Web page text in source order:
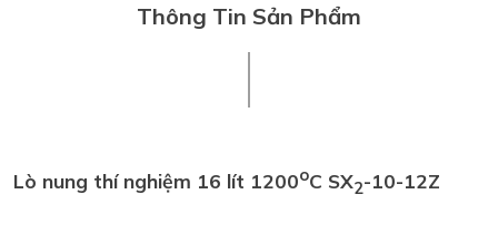
Thông Tin Sản Phẩm
Lò nung thí nghiệm 16 lít 1200oC SX2-10-12Z